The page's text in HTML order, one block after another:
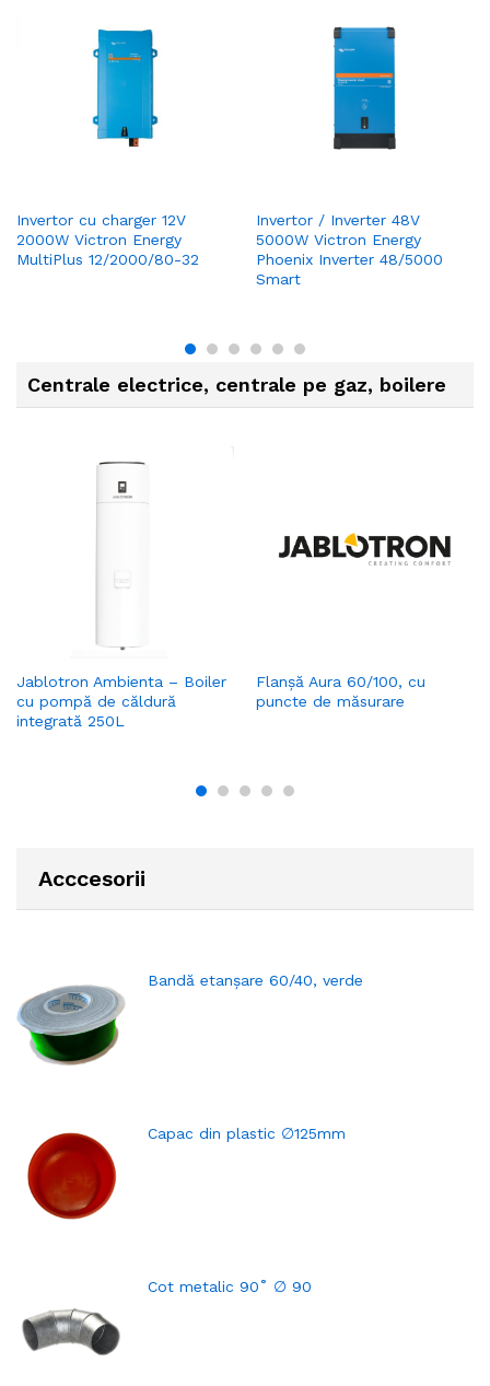
Invertor cu charger 12V
2000W Victron Energy
MultiPlus 12/2000/80-32
Invertor / Inverter 48V
5000W Victron Energy
Phoenix Inverter 48/5000
Smart
Centrale electrice, centrale pe gaz, boilere
Jablotron Ambienta – Boiler
cu pompă de căldură
integrată 250L
Flanșă Aura 60/100, cu
puncte de măsurare
Acccesorii
Bandă etanșare 60/40, verde
Capac din plastic ∅125mm
Cot metalic 90˚ ∅ 90